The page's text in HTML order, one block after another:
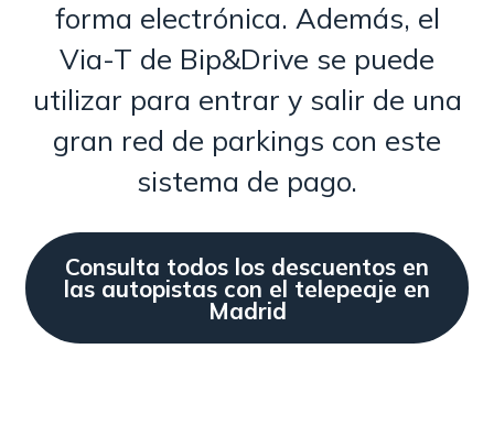
forma electrónica. Además, el
Via-T de Bip&Drive se puede
utilizar para entrar y salir de una
gran red de parkings con este
sistema de pago.
Consulta todos los descuentos en
las autopistas con el telepeaje en
Madrid